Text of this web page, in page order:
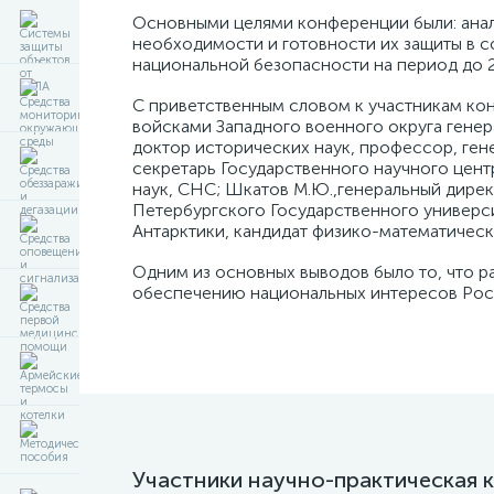
Основными целями конференции были:
необходимости и готовности их защиты в
национальной безопасности на период до
С приветственным словом к участникам
войсками Западного военного округа
доктор исторических наук, профессор,
секретарь Государственного научного
наук, СНС; Шкатов М.Ю.,генеральный
Петербургского Государственного
Антарктики, кандидат физико-
Одним из основных выводов было то, что
обеспечению национальных интересов
Участники научно-практическая